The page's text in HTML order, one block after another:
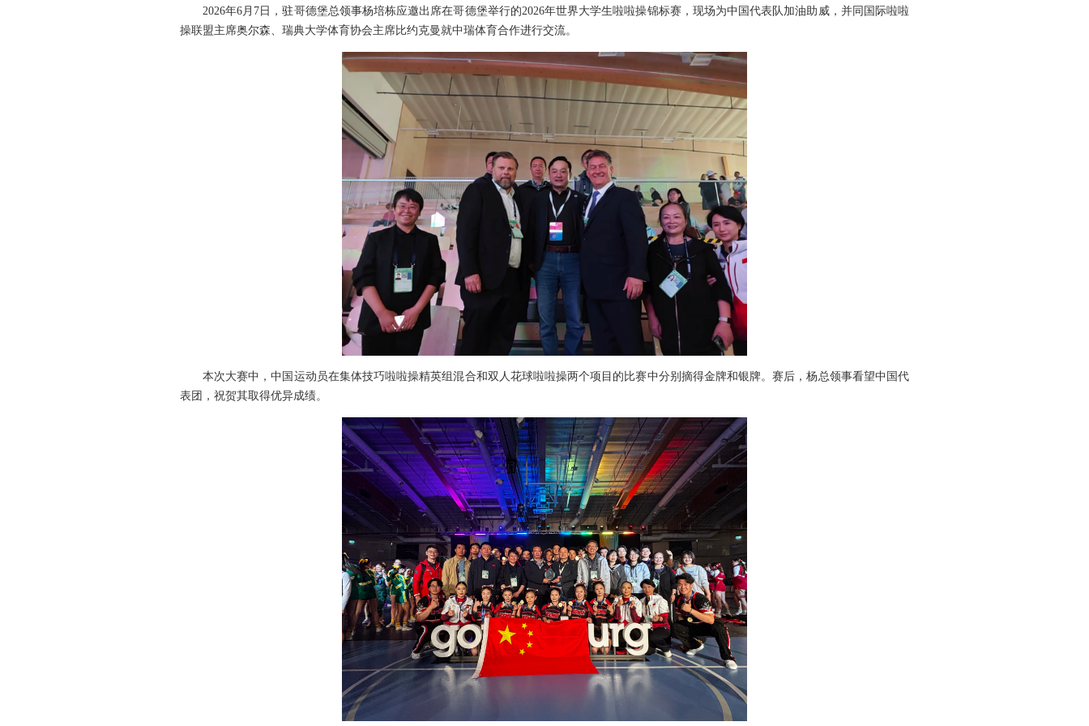
2026年6月7日，驻哥德堡总领事杨培栋应邀出席在哥德堡举行的2026年世界大学生啦啦操锦标赛，现场为中国代表队加油助威，并同国际啦啦
操联盟主席奥尔森、瑞典大学体育协会主席比约克曼就中瑞体育合作进行交流。
本次大赛中，中国运动员在集体技巧啦啦操精英组混合和双人花球啦啦操两个项目的比赛中分别摘得金牌和银牌。赛后，杨总领事看望中国代
表团，祝贺其取得优异成绩。